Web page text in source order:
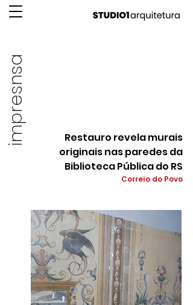
Restauro revela murais
originais nas paredes da
Biblioteca Pública do RS
impresnsa
Correio do Povo